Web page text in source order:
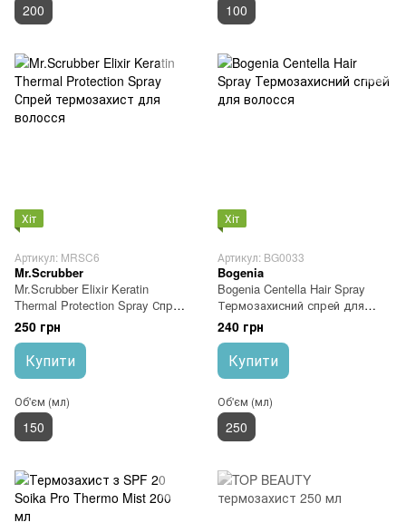
200 100
Хіт
Артикул: MRSC6
Mr.Scrubber
Mr.Scrubber Elixir Keratin
Thermal Protection Spray Спрей
термозахист для волосся
250 грн
Купити
Об'єм (мл)
150
Хіт
Артикул: BG0033
Bogenia
Bogenia Centella Hair Spray
Термозахисний спрей для
волосся
240 грн
Купити
Об'єм (мл)
250